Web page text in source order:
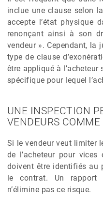
inclue une clause selon
accepte l’état physique
renonçant ainsi à son
vendeur ». Cependant, la
type de clause
être appliqué à
spécifique pour lequel
UNE INSPECTION
VENDEURS
Si le vendeur veut limiter
de l’acheteur pour vices
doivent être identifiés au
le contrat. Un rapport
n’élimine pas ce risque.